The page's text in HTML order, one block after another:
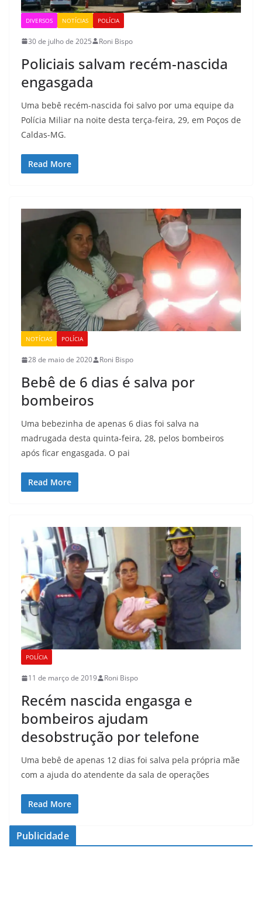
DIVERSOS NOTÍCIAS POLÍCIA
30 de julho de 2025 Roni Bispo
Policiais salvam recém-nascida
engasgada
Uma bebê recém-nascida foi salvo por uma equipe da
Polícia Miliar na noite desta terça-feira, 29, em Poços de
Caldas-MG.
Read More
NOTÍCIAS POLÍCIA
28 de maio de 2020 Roni Bispo
Bebê de 6 dias é salva por
bombeiros
Uma bebezinha de apenas 6 dias foi salva na
madrugada desta quinta-feira, 28, pelos bombeiros
após ficar engasgada. O pai
Read More
POLÍCIA
11 de março de 2019 Roni Bispo
Recém nascida engasga e
bombeiros ajudam
desobstrução por telefone
Uma bebê de apenas 12 dias foi salva pela própria mãe
com a ajuda do atendente da sala de operações
Read More
Publicidade